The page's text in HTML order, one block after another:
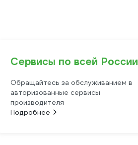
Сервисы по всей России
Обращайтесь за обслуживанием в
авторизованные сервисы
производителя
Подробнее